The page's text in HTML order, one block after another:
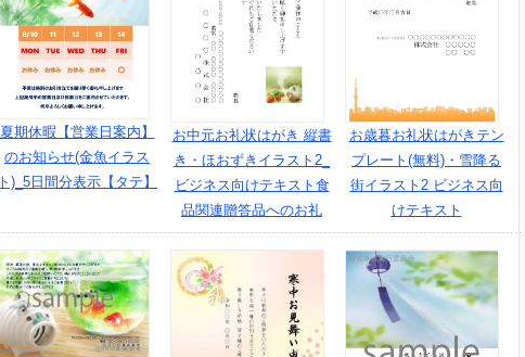
夏期休暇【営業日案内】
のお知らせ(金魚イラス
ト)_5日間分表示【タテ】
お中元お礼状はがき 縦書
き・ほおずきイラスト2_
ビジネス向けテキスト食
品関連贈答品へのお礼
お歳暮お礼状はがきテン
プレート(無料)・雪降る
街イラスト2 ビジネス向
けテキスト